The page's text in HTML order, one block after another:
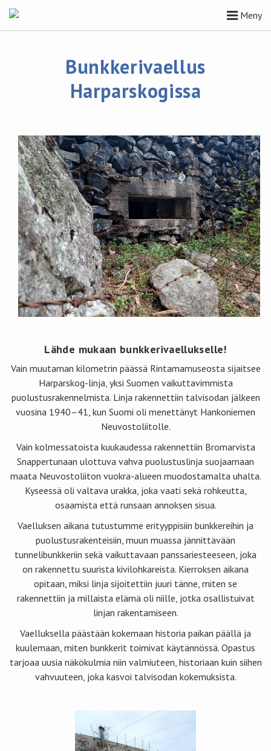
Meny
Bunkkerivaellus
Harparskogissa
Lähde mukaan bunkkerivaellukselle!
Vain muutaman kilometrin päässä Rintamamuseosta sijaitsee
Harparskog-linja, yksi Suomen vaikuttavimmista
puolustusrakennelmista. Linja rakennettiin talvisodan jälkeen
vuosina 1940–41, kun Suomi oli menettänyt Hankoniemen
Neuvostoliitolle.
Vain kolmessatoista kuukaudessa rakennettiin Bromarvista
Snappertunaan ulottuva vahva puolustuslinja suojaamaan
maata Neuvostoliiton vuokra-alueen muodostamalta uhalta.
Kyseessä oli valtava urakka, joka vaati sekä rohkeutta,
osaamista että runsaan annoksen sisua.
Vaelluksen aikana tutustumme erityyppisiin bunkkereihin ja
puolustusrakenteisiin, muun muassa jännittävään
tunnelibunkkeriin sekä vaikuttavaan panssariesteeseen, joka
on rakennettu suurista kivilohkareista. Kierroksen aikana
opitaan, miksi linja sijoitettiin juuri tänne, miten se
rakennettiin ja millaista elämä oli niille, jotka osallistuivat
linjan rakentamiseen.
Vaelluksella päästään kokemaan historia paikan päällä ja
kuulemaan, miten bunkkerit toimivat käytännössä. Opastus
tarjoaa uusia näkökulmia niin valmiuteen, historiaan kuin siihen
vahvuuteen, joka kasvoi talvisodan kokemuksista.